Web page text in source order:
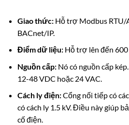
Giao thức:Hỗ trợ Modbus RTU/
BACnet/IP.
Điểm dữ liệu:Hỗ trợ lên đến
Nguồn cấp:Nó có nguồn cấp
12-48 VDC hoặc 24 VAC.
Cách ly điện:Cổng nối tiếp có
có cách ly 1.5 kV. Điều này giúp
cố điện.